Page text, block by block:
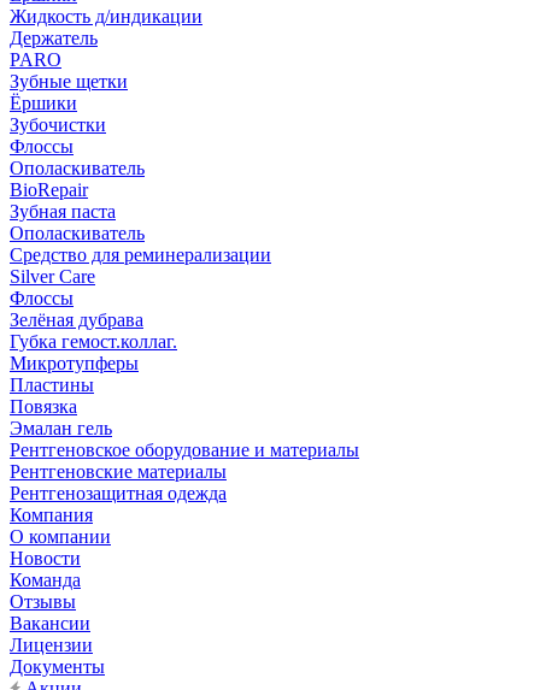
Жидкость д/индикации
Держатель
PARO
Зубные щетки
Ёршики
Зубочистки
Флоссы
Ополаскиватель
BioRepair
Зубная паста
Ополаскиватель
Средство для реминерализации
Silver Care
Флоссы
Зелёная дубрава
Губка гемост.коллаг.
Микротупферы
Пластины
Повязка
Эмалан гель
Рентгеновское оборудование и материалы
Рентгеновские материалы
Рентгенозащитная одежда
Компания
О компании
Новости
Команда
Отзывы
Вакансии
Лицензии
Документы